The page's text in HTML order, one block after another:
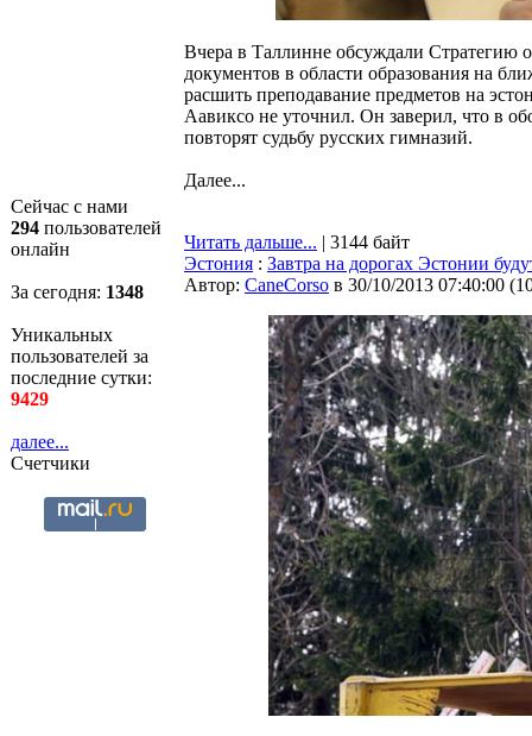
Сейчас с нами
294 пользователей
онлайн
За сегодня: 1349
Уникальных
пользователей за
последние сутки:
9429
далее...
Счетчики
Вчера в Таллинне обсуждали
документов в области образования на
расшить преподавание предметов на
Аавиксо не уточнил. Он заверил, что в
повторят судьбу русских гимназий.
Далее...
Читать дальше... | 3144 байт
Эстония : Завтра на дорогах Эстонии
Автор: CaneCorso в 30/10/2013 07:40:00 (